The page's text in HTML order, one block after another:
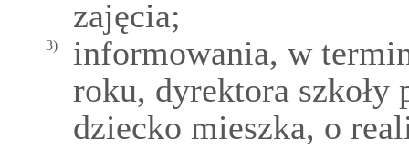
zajęcia;
3)
informowania, w
roku, dyrektora
dziecko mieszka, o